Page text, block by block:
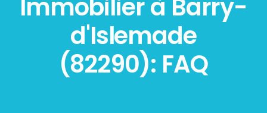
Immobilier à Barry-
d'Islemade
(82290): FAQ